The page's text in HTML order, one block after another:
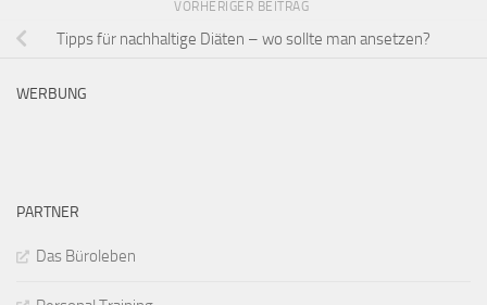
VORHERIGER BEITRAG
Tipps für nachhaltige Diäten – wo sollte man ansetzen?
WERBUNG
PARTNER
Das Büroleben